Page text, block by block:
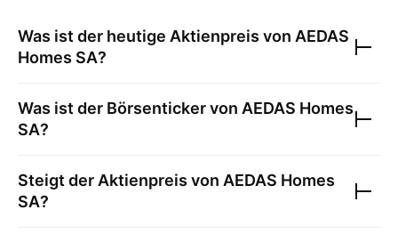
Was ist der heutige Aktienpreis von AEDAS
Homes SA?
Was ist der Börsenticker von AEDAS Homes
SA?
Steigt der Aktienpreis von AEDAS Homes
SA?